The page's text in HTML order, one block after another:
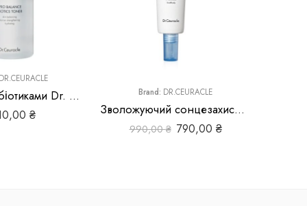
Тонер з пробіотиками Dr. Ceuracle Pro Balance Biotics Toner
₴
Brand: DR.CEURACLE
Зволожуючий сонцезахисний крем Dr.Ceuracle Hyal Reyouth Moist Sun SPF 50+ / PA++++
990,00₴ 790,00 ₴